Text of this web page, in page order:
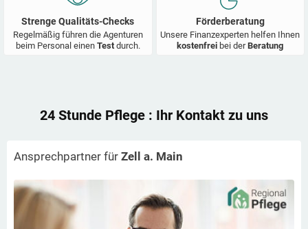
Strenge Qualitäts-Checks
Regelmäßig führen die Agenturen
beim Personal einen Test durch.
Förderberatung
Unsere Finanzexperten helfen Ihnen
kostenfrei bei derBeratung
24 Stunde Pflege : Ihr Kontakt zu uns
Ansprechpartner für Zell a. Main